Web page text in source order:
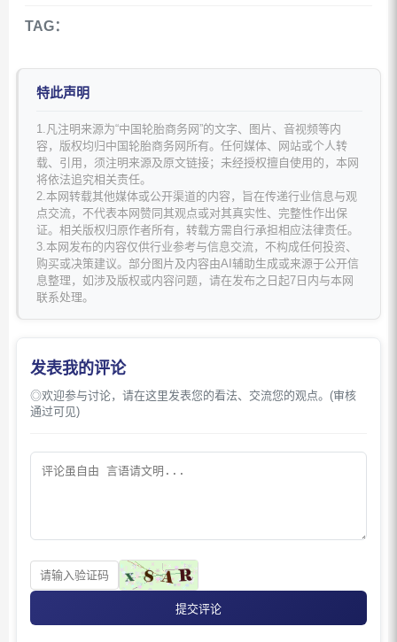
TAG：
特此声明
1.凡注明来源为“中国轮胎商务网”的文字、图片、音视频等内
容，版权均归中国轮胎商务网所有。任何媒体、网站或个人转
载、引用，须注明来源及原文链接；未经授权擅自使用的，本网
将依法追究相关责任。
2.本网转载其他媒体或公开渠道的内容，旨在传递行业信息与观
点交流，不代表本网赞同其观点或对其真实性、完整性作出保
证。相关版权归原作者所有，转载方需自行承担相应法律责任。
3.本网发布的内容仅供行业参考与信息交流，不构成任何投资、
购买或决策建议。部分图片及内容由AI辅助生成或来源于公开信
息整理，如涉及版权或内容问题，请在发布之日起7日内与本网
联系处理。
发表我的评论
◎欢迎参与讨论，请在这里发表您的看法、交流您的观点。(审核
通过可见)
提交评论